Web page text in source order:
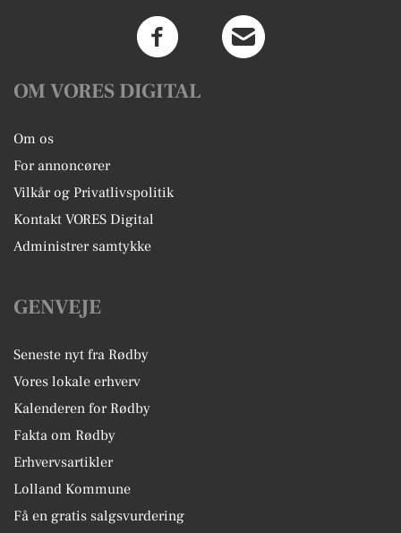
OM VORES DIGITAL
Om os
For annoncører
Vilkår og Privatlivspolitik
Kontakt VORES Digital
Administrer samtykke
GENVEJE
Seneste nyt fra Rødby
Vores lokale erhverv
Kalenderen for Rødby
Fakta om Rødby
Erhvervsartikler
Lolland Kommune
Få en gratis salgsvurdering